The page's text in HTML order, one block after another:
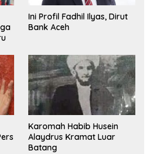
Ini Profil Fadhil Ilyas, Dirut
Bank Aceh
Karomah Habib Husein
Alaydrus Kramat Luar
Batang